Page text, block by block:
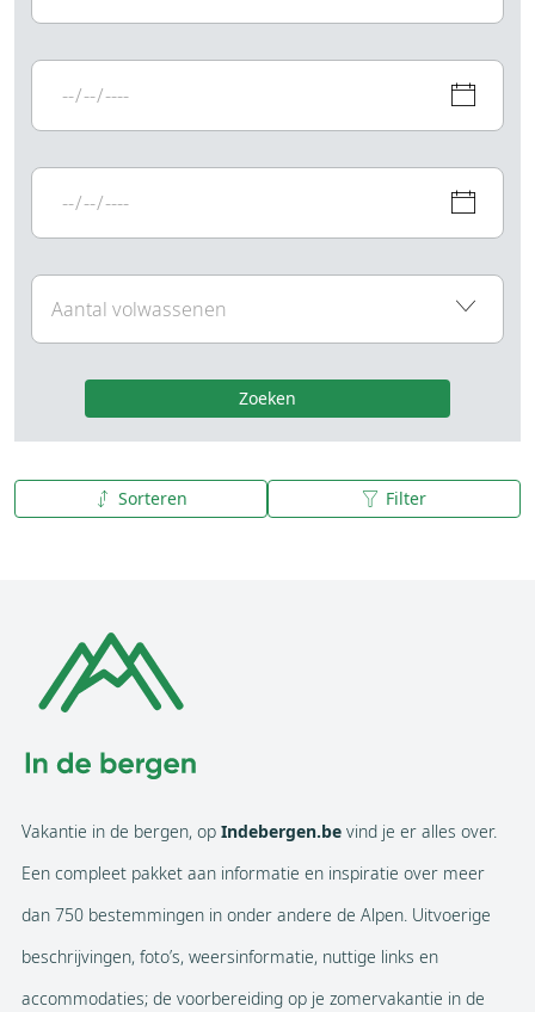
Zoeken
Sorteren Filter
A tot Z
Vakantie in de bergen, op Indebergen.be vind je er alles over.
Een compleet pakket aan informatie en inspiratie over meer
dan 750 bestemmingen in onder andere de Alpen. Uitvoerige
beschrijvingen, foto’s, weersinformatie, nuttige links en
accommodaties; de voorbereiding op je zomervakantie in de